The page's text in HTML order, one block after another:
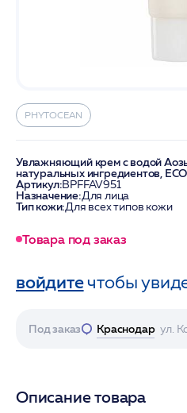
PHYTOCEAN
Увлажняющий крем с водой
натуральных ингредиентов,
Артикул:BPFFAV951
Назначение:Для лица
Тип кожи:Для всех типов кожи
Товара под заказ
войдитечтобы
Под заказ Краснодар ул.
Описание товара